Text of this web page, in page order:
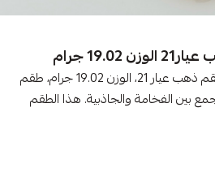
اكتشف أناقة فرع (2)-نصف طقم ذهب عيار 21، الوزن 19.02 جرام، طقم
يجمع بين الفخامة والجاذبية. هذا الطقم